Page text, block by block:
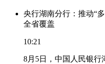
央行湖南分行：推动“
全省覆盖
10:21
8月5日，中国人民银行